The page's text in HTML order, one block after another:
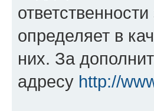
определяет в
них. За
адресу http://